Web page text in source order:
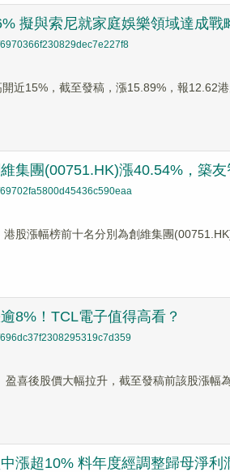
擬與索尼就家庭娛樂領域達成戰
近15%，截至發稿，漲15.89%，報12.62
集團(00751.HK)漲40.54%，築
港股漲幅榜前十名分別為創維集團
8%！TCL電子值得高看？
喜後股價大幅拉升，截至發稿前該股漲幅
漲超10% 料年度經調整歸母淨